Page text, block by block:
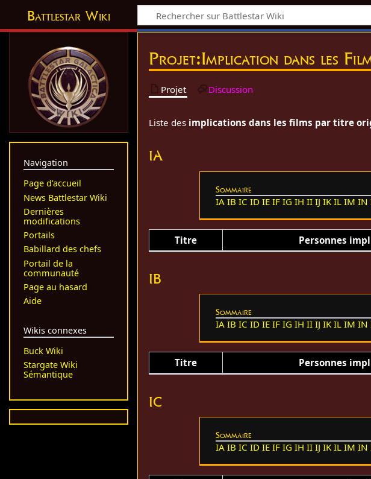
Battlestar Wiki
Projet:Implication dans les
Projet Discussion
Liste des implications dans les films par titre
IA
Sommaire
IA IB IC ID IE IF IG IH II IJ IK IL IM IN
Titre Personnes
IB
Sommaire
IA IB IC ID IE IF IG IH II IJ IK IL IM IN
Titre Personnes
IC
Sommaire
IA IB IC ID IE IF IG IH II IJ IK IL IM IN
Navigation
Page d’accueil
News Battlestar Wiki
Dernières
modifications
Portails
Babillard des chefs
Portail de la
communauté
Page au hasard
Aide
Wikis connexes
Buck Wiki
Stargate Wiki
Sémantique